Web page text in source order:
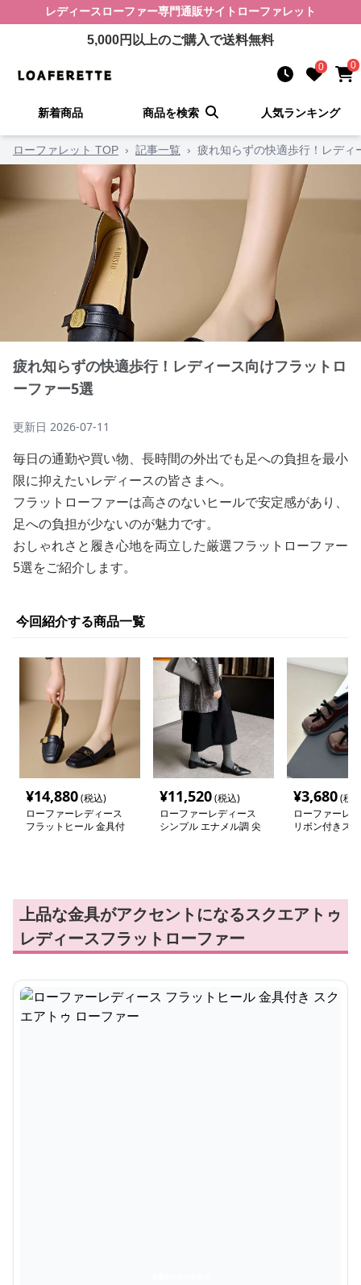
レディースローファー専門通販サイト ローファレット
5,000円以上のご購入で送料無料
0 0
新着商品 商品を検索 人気ランキング
ローファレット TOP › 記事一覧 › 疲れ知らずの快適歩行！レデ
疲れ知らずの快適歩行！レディース向けフラットロ
ーファー5選
更新日 2026-07-11
毎日の通勤や買い物、長時間の外出でも足への負担を最小
限に抑えたいレディースの皆さまへ。
フラットローファーは高さのないヒールで安定感があり、
足への負担が少ないのが魅力です。
おしゃれさと履き心地を両立した厳選フラットローファー
5選をご紹介します。
今回紹介する商品一覧
¥14,880(税込)
ローファーレディース
フラットヒール 金具付
¥11,520(税込)
ローファーレディース
シンプル エナメル調 尖
¥3,680(税
ローファーレ
リボン付きス
上品な金具がアクセントになるスクエアトゥ
レディースフラットローファー